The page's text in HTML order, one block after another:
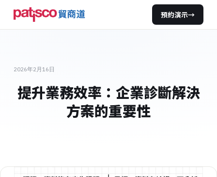
預約演示→
2026年2月16日
提升業務效率：企業診斷解決
方案的重要性